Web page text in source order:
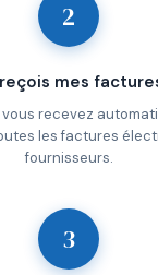
2
mes
vous recevez
les factures
fournisseurs.
3